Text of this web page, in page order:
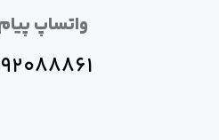
واتساپ